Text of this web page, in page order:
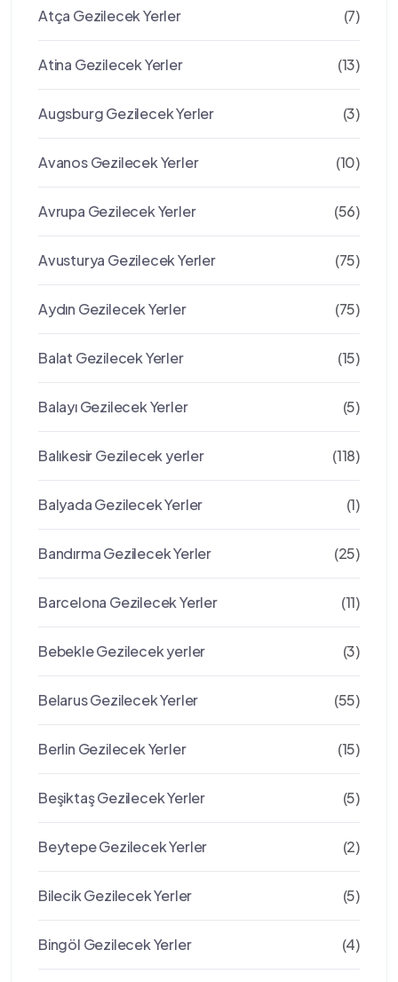
Atça Gezilecek Yerler (7)
Atina Gezilecek Yerler (13)
Augsburg Gezilecek Yerler (3)
Avanos Gezilecek Yerler (10)
Avrupa Gezilecek Yerler (56)
Avusturya Gezilecek Yerler (75)
Aydın Gezilecek Yerler (75)
Balat Gezilecek Yerler (15)
Balayı Gezilecek Yerler (5)
Balıkesir Gezilecek yerler (118)
Balyada Gezilecek Yerler (1)
Bandırma Gezilecek Yerler (25)
Barcelona Gezilecek Yerler (11)
Bebekle Gezilecek yerler (3)
Belarus Gezilecek Yerler (55)
Berlin Gezilecek Yerler (15)
Beşiktaş Gezilecek Yerler (5)
Beytepe Gezilecek Yerler (2)
Bilecik Gezilecek Yerler (5)
Bingöl Gezilecek Yerler (4)